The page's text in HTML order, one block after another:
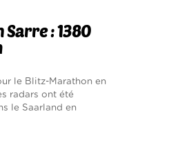
: 1380
le Blitz-Marathon en
radars ont été
le Saarland en